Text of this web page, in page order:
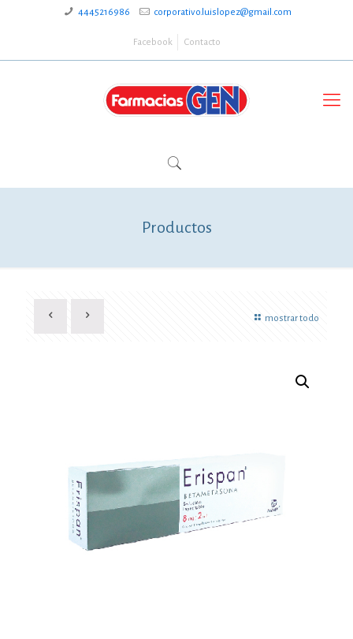
4445216986 corporativo.luislopez@gmail.com
Facebook Contacto
Productos
mostrar todo